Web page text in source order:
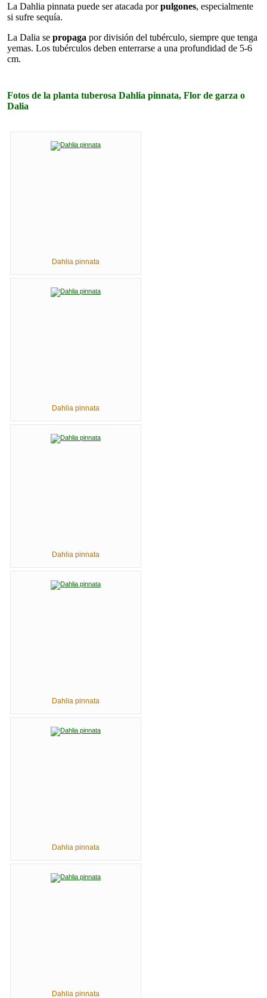
La Dahlia pinnata puede ser atacada porpulgones, especialmente
si sufre sequía.
La Dalia se propaga por división del tubérculo, siempre que tenga
yemas. Los tubérculos deben enterrarse a una profundidad de 5-6
cm.
Fotos de la planta tuberosa Dahlia pinnata, Flor de garza o
Dalia
Dahlia pinnata
Dahlia pinnata
Dahlia pinnata
Dahlia pinnata
Dahlia pinnata
Dahlia pinnata